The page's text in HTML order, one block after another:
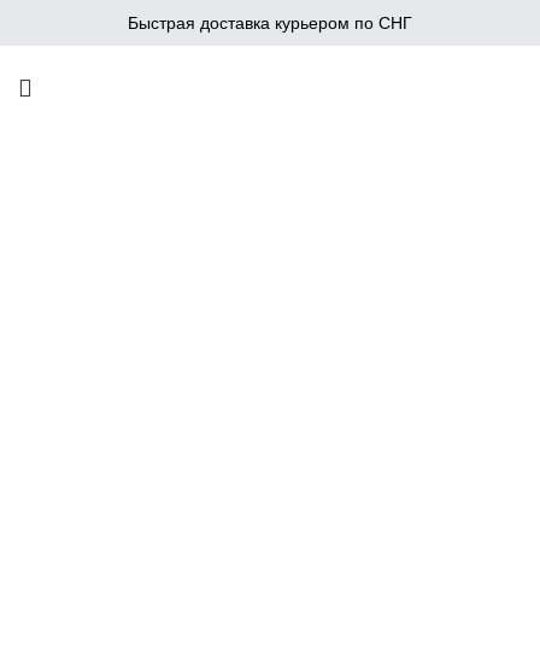
Быстрая доставка курьером по СНГ